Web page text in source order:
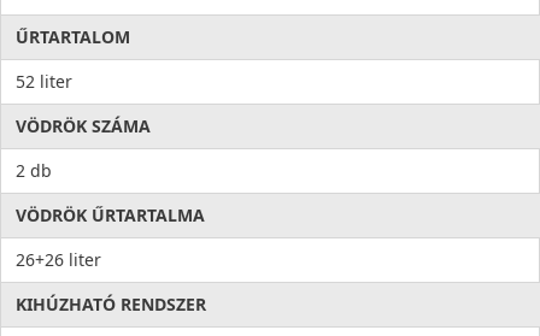
ŰRTARTALOM
52 liter
VÖDRÖK SZÁMA
2 db
VÖDRÖK ŰRTARTALMA
26+26 liter
KIHÚZHATÓ RENDSZER